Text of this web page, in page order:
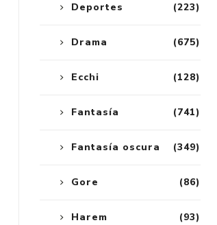
(223)
Deportes
(675)
Drama
(128)
Ecchi
(741)
Fantasía
(349)
Fantasía oscura
(86)
Gore
(93)
Harem